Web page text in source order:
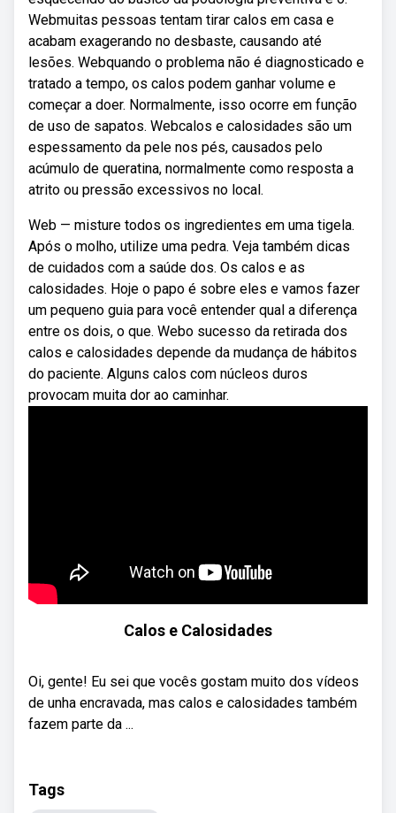
Webmuitas pessoas tentam tirar calos em casa e
acabam exagerando no desbaste, causando até
lesões. Webquando o problema não é diagnosticado e
tratado a tempo, os calos podem ganhar volume e
começar a doer. Normalmente, isso ocorre em função
de uso de sapatos. Webcalos e calosidades são um
espessamento da pele nos pés, causados pelo
acúmulo de queratina, normalmente como resposta a
atrito ou pressão excessivos no local.
Web — misture todos os ingredientes em uma tigela.
Após o molho, utilize uma pedra. Veja também dicas
de cuidados com a saúde dos. Os calos e as
calosidades. Hoje o papo é sobre eles e vamos fazer
um pequeno guia para você entender qual a diferença
entre os dois, o que. Webo sucesso da retirada dos
calos e calosidades depende da mudança de hábitos
do paciente. Alguns calos com núcleos duros
provocam muita dor ao caminhar.
Calos e Calosidades
Oi, gente! Eu sei que vocês gostam muito dos vídeos
de unha encravada, mas calos e calosidades também
fazem parte da ...
Tags